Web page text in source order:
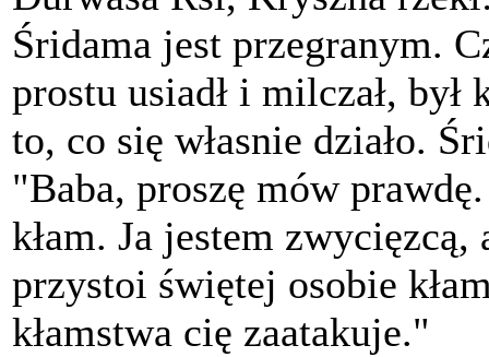
Śridama jest przegranym.
prostu usiadł i milczał,
to, co się własnie działo.
"Baba, proszę mów
kłam. Ja jestem
przystoi świętej osobie
kłamstwa cię zaatakuje."